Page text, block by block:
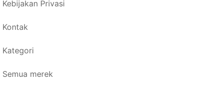
Kebijakan Privasi
Kontak
Kategori
Semua merek